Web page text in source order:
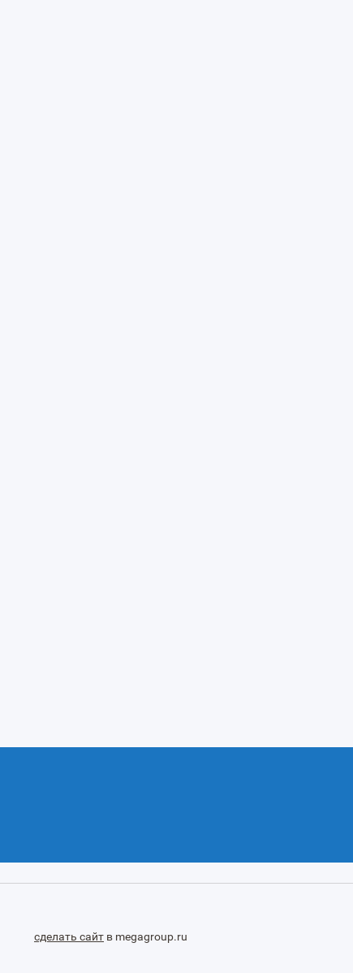
сделать сайт в megagroup.ru